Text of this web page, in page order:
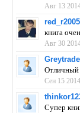
Авг 13
red_r2005
книга
Авг 30
Greytrade
Отличный
Сен 15
Супер